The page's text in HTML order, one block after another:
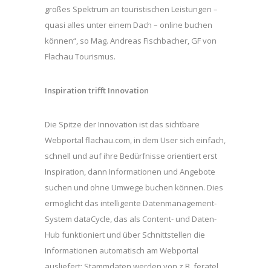
großes Spektrum an touristischen Leistungen –
quasi alles unter einem Dach – online buchen
können“, so Mag. Andreas Fischbacher, GF von
Flachau Tourismus.
Inspiration trifft Innovation
Die Spitze der Innovation ist das sichtbare
Webportal flachau.com, in dem User sich einfach,
schnell und auf ihre Bedürfnisse orientiert erst
Inspiration, dann Informationen und Angebote
suchen und ohne Umwege buchen können. Dies
ermöglicht das intelligente Datenmanagement-
System dataCycle, das als Content- und Daten-
Hub funktioniert und über Schnittstellen die
Informationen automatisch am Webportal